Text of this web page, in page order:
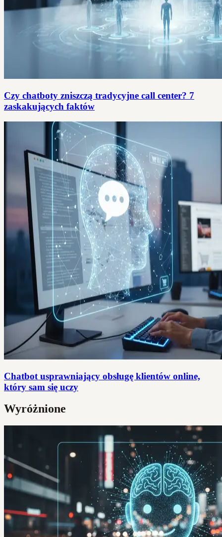
Czy chatboty zniszczą tradycyjne call center? 7
zaskakujących faktów
Chatbot usprawniający obsługę klientów online,
który sam się uczy
Wyróżnione